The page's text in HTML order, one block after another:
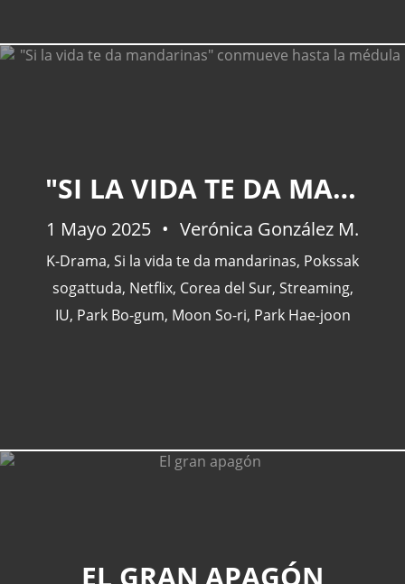
"SI LA VIDA TE DA MANDARINAS" CONMUEVE HASTA LA MÉDULA
1 Mayo 2025 Verónica González M.
K-Drama, Si la vida te da mandarinas, Pokssak
sogattuda, Netflix, Corea del Sur, Streaming,
IU, Park Bo-gum, Moon So-ri, Park Hae-joon
EL GRAN APAGÓN